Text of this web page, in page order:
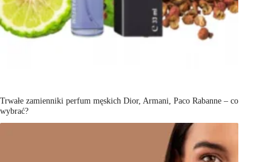
Trwałe zamienniki perfum męskich Dior, Armani, Paco Rabanne – co
wybrać?